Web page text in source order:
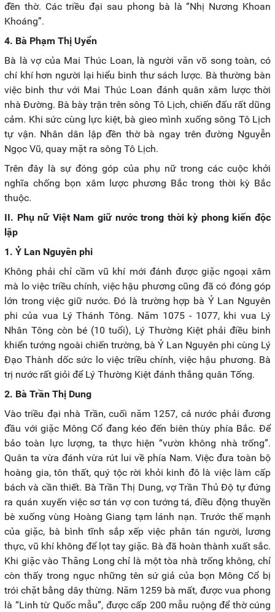
đền thờ. Các triều đại sau phong bà là “Nhị Nương Khoan
Khoáng”.
4. Bà Phạm Thị Uyển
Bà là vợ của Mai Thúc Loan, là người văn võ song toàn, có
chí khí hơn người lại hiểu binh thư sách lược. Bà thường bàn
việc binh thư với Mai Thúc Loan đánh quân xâm lược thời
nhà Đường. Bà bày trận trên sông Tô Lịch, chiến đấu rất dũng
cảm. Khi sức cùng lực kiệt, bà gieo mình xuống sông Tô Lịch
tự vận. Nhân dân lập đền thờ bà ngay trên đường Nguyễn
Ngọc Vũ, quay mặt ra sông Tô Lịch.
Trên đây là sự đóng góp của phụ nữ trong các cuộc khởi
nghĩa chống bọn xâm lược phương Bắc trong thời kỳ Bắc
thuộc.
II. Phụ nữ Việt Nam giữ nước trong thời kỳ phong kiến độc
lập
1. Ỷ Lan Nguyên phi
Không phải chỉ cầm vũ khí mới đánh được giặc ngoại xâm
mà lo việc triều chính, việc hậu phương cũng đã có đóng góp
lớn trong việc giữ nước. Đó là trường hợp bà Ỷ Lan Nguyên
phi của vua Lý Thánh Tông. Năm 1075 - 1077, khi vua Lý
Nhân Tông còn bé (10 tuổi), Lý Thường Kiệt phải điều binh
khiển tướng ngoài chiến trường, bà Ỷ Lan Nguyên phi cùng Lý
Đạo Thành dốc sức lo việc triều chính, việc hậu phương. Bà
trị nước rất giỏi để Lý Thường Kiệt đánh thắng quân Tống.
2. Bà Trần Thị Dung
Vào triều đại nhà Trần, cuối năm 1257, cả nước phải đương
đầu với giặc Mông Cổ đang kéo đến biên thùy phía Bắc. Để
bảo toàn lực lượng, ta thực hiện “vườn không nhà trống”.
Quân ta vừa đánh vừa rút lui về phía Nam. Việc đưa toàn bộ
hoàng gia, tôn thất, quý tộc rời khỏi kinh đô là việc làm cấp
bách và cần thiết. Bà Trần Thị Dung, vợ Trần Thủ Độ tự đứng
ra quán xuyến việc sơ tán vợ con tướng tá, điều động thuyền
bè xuống vùng Hoàng Giang tạm lánh nạn. Trước thế mạnh
của giặc, bà bình tĩnh sắp xếp việc phân tán người, lương
thực, vũ khí không để lọt tay giặc. Bà đã hoàn thành xuất sắc.
Khi giặc vào Thăng Long chỉ là một tòa nhà trống không, chỉ
còn thấy trong ngục những tên sứ giả của bọn Mông Cổ bị
trói chặt bằng dây thừng. Năm 1259 bà mất, được vua phong
là “Linh từ Quốc mẫu”, được cấp 200 mẫu ruộng để thờ cúng